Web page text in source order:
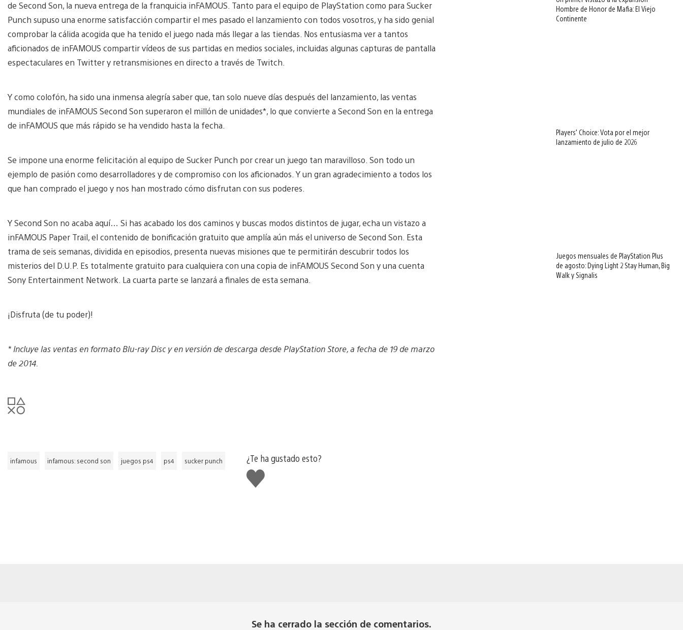
de Second Son, la nueva entrega de la franquicia inFAMOUS. Tanto para el equipo de PlayStation como para Sucker
Punch supuso una enorme satisfacción compartir el mes pasado el lanzamiento con todos vosotros, y ha sido genial
comprobar la cálida acogida que ha tenido el juego nada más llegar a las tiendas. Nos entusiasma ver a tantos
aficionados de inFAMOUS compartir vídeos de sus partidas en medios sociales, incluidas algunas capturas de pantalla
espectaculares en Twitter y retransmisiones en directo a través de Twitch.
Y como colofón, ha sido una inmensa alegría saber que, tan solo nueve días después del lanzamiento, las ventas
mundiales de inFAMOUS Second Son superaron el millón de unidades*, lo que convierte a Second Son en la entrega
de inFAMOUS que más rápido se ha vendido hasta la fecha.
Se impone una enorme felicitación al equipo de Sucker Punch por crear un juego tan maravilloso. Son todo un
ejemplo de pasión como desarrolladores y de compromiso con los aficionados. Y un gran agradecimiento a todos los
que han comprado el juego y nos han mostrado cómo disfrutan con sus poderes.
Y Second Son no acaba aquí… Si has acabado los dos caminos y buscas modos distintos de jugar, echa un vistazo a
inFAMOUS Paper Trail, el contenido de bonificación gratuito que amplía aún más el universo de Second Son. Esta
trama de seis semanas, dividida en episodios, presenta nuevas misiones que te permitirán descubrir todos los
misterios del D.U.P. Es totalmente gratuito para cualquiera con una copia de inFAMOUS Second Son y una cuenta
Sony Entertainment Network. La cuarta parte se lanzará a finales de esta semana.
¡Disfruta (de tu poder)!
* Incluye las ventas en formato Blu-ray Disc y en versión de descarga desde PlayStation Store, a fecha de 19 de marzo
de 2014.
infamous infamous: second son juegos ps4 ps4 sucker punch
¿Te ha gustado esto?
Me
gusta
Hombre de Honor de Mafia: El Viejo
Continente
Players’ Choice: Vota por el mejor
lanzamiento de julio de 2026
Juegos mensuales de PlayStation Plus
de agosto: Dying Light 2 Stay Human, Big
Walk y Signalis
Se ha cerrado la sección de comentarios.